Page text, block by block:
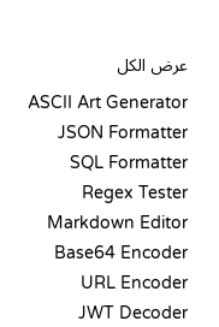
عرض الكل
ASCII Art Generator
JSON Formatter
SQL Formatter
Regex Tester
Markdown Editor
Base64 Encoder
URL Encoder
JWT Decoder